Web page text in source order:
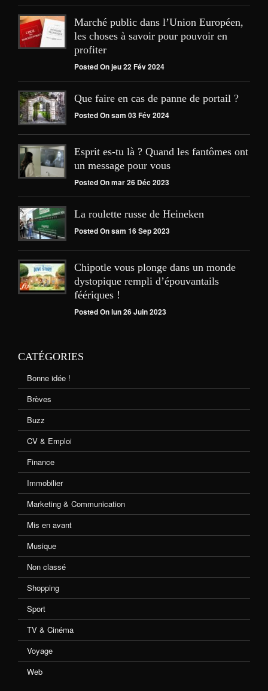
Marché public dans l’Union Européen,
les choses à savoir pour pouvoir en
profiter
Posted On jeu 22 Fév 2024
Que faire en cas de panne de portail ?
Posted On sam 03 Fév 2024
Esprit es-tu là ? Quand les fantômes ont
un message pour vous
Posted On mar 26 Déc 2023
La roulette russe de Heineken
Posted On sam 16 Sep 2023
Chipotle vous plonge dans un monde
dystopique rempli d’épouvantails
féériques !
Posted On lun 26 Juin 2023
CATÉGORIES
Bonne idée !
Brèves
Buzz
CV & Emploi
Finance
Immobilier
Marketing & Communication
Mis en avant
Musique
Non classé
Shopping
Sport
TV & Cinéma
Voyage
Web